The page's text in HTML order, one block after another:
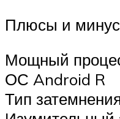
Плюсы и
Мощный
ОС Android R
Тип